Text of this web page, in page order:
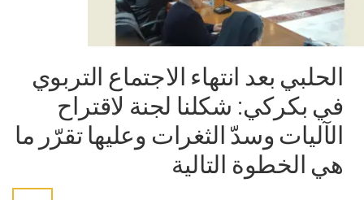
الحلبي بعد انتهاء الاجتماع التربوي
في بكركي: شكلنا لجنة لاقتراح
الآليات وسدّ الثغرات وعليها تقرّر ما
هي الخطوة التالية